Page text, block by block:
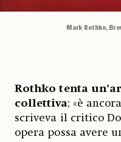
Mark Rothko,
Rothko tenta
collettiva; «è
scriveva il critico
opera possa avere